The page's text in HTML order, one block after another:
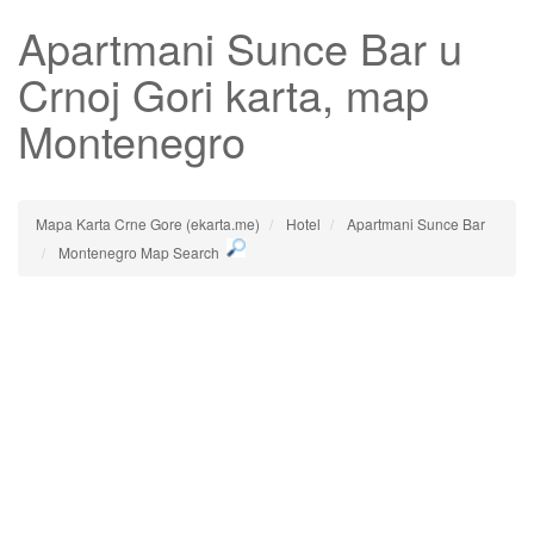
Apartmani Sunce Bar u
Crnoj Gori karta, map
Montenegro
Mapa Karta Crne Gore (ekarta.me) Hotel
Apartmani Sunce Bar
Montenegro Map Search